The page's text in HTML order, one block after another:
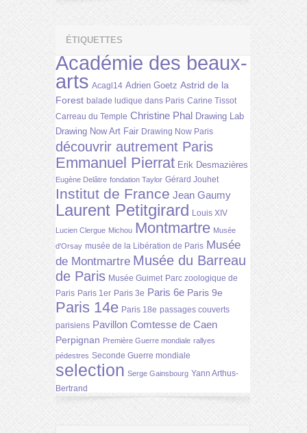
ÉTIQUETTES
Académie des beaux-
arts Acagl14 Adrien Goetz Astrid de la
Forest balade ludique dans Paris Carine Tissot
Carreau du Temple Christine Phal Drawing Lab
Drawing Now Art Fair Drawing Now Paris
découvrir autrement Paris
Emmanuel Pierrat Erik Desmazières
Eugène Delâtre fondation Taylor Gérard Jouhet
Institut de France Jean Gaumy
Laurent Petitgirard Louis XIV
Lucien Clergue Michou Montmartre Musée
d'Orsay musée de la Libération de Paris Musée
de Montmartre Musée du Barreau
de Paris Musée Guimet Parc zoologique de
Paris Paris 1er Paris 3e Paris 6e Paris 9e
Paris 14e Paris 18e passages couverts
parisiens Pavillon Comtesse de Caen
Perpignan Première Guerre mondiale rallyes
pédestres Seconde Guerre mondiale
selection Serge Gainsbourg Yann Arthus-
Bertrand